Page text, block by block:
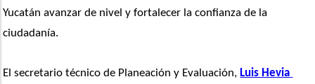
Yucatán avanzar de nivel y fortalecer la confianza de la
ciudadanía.
El secretario técnico de Planeación y Evaluación, Luis Hevia